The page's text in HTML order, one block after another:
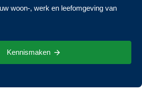
woon-, werk en leefomgeving van
Kennismaken